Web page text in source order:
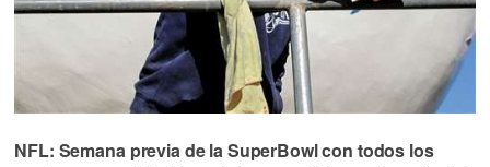
NFL: Semana previa de la SuperBowl con todos los